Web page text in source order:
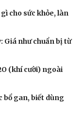
cho sức khỏe, làn
Giá như chuẩn bị từ
(khí cười) ngoài
bổ gan, biết dùng